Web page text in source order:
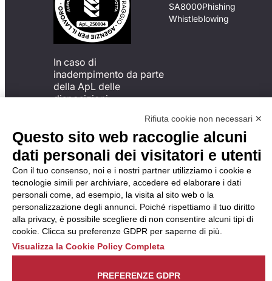
In caso di
inadempimento da parte
della ApL delle
disposizioni
possibile presentare un
reclamo
all’Organismo di
Monitoraggio utilizzando
una delle modalità
descritte al seguente
indirizzo web
https://odm-
agenzielavoro.it/reclami/.
SA8000Phishing
Whistleblowing
Rifiuta cookie non necessari ✕
Questo sito web raccoglie alcuni
dati personali dei visitatori e utenti
Con il tuo consenso, noi e i nostri partner utilizziamo i cookie e
tecnologie simili per archiviare, accedere ed elaborare i dati
personali come, ad esempio, la visita al sito web o la
personalizzazione degli annunci. Poiché rispettiamo il tuo diritto
alla privacy, è possibile scegliere di non consentire alcuni tipi di
cookie. Clicca su preferenze GDPR per saperne di più.
Visualizza la Cookie Policy Completa
PREFERENZE GDPR